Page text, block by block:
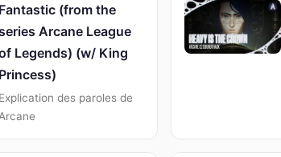
Fantastic (from the
Arcane League
Legends) (w/ King
Princess)
Explication des paroles de
Arcane